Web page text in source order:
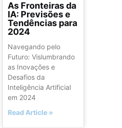
As Fronteiras da
IA: Previsões e
Tendências para
2024
Navegando pelo
Futuro: Vislumbrando
as Inovações e
Desafios da
Inteligência Artificial
em 2024
Read Article »